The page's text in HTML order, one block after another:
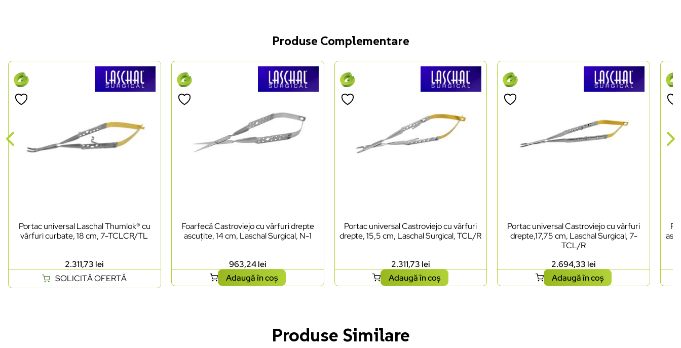
Produse Complementare
Portac universal Laschal Thumlok® cu
vârfuri curbate, 18 cm, 7-TCLCR/TL
2.311,73 lei
SOLICITĂ OFERTĂ
Foarfecă Castroviejo cu vârfuri drepte
ascuțite, 14 cm, Laschal Surgical, N-1
963,24lei
Adaugă în coș
Portac universal Castroviejo cu vârfuri
drepte, 15,5 cm, Laschal Surgical, TCL/R
2.311,73 lei
Adaugă în coș
Portac universal Castroviejo cu vârfuri
drepte,17,75 cm, Laschal Surgical, 7-
TCL/R
2.694,33 lei
Adaugă în coș
Produse Similare